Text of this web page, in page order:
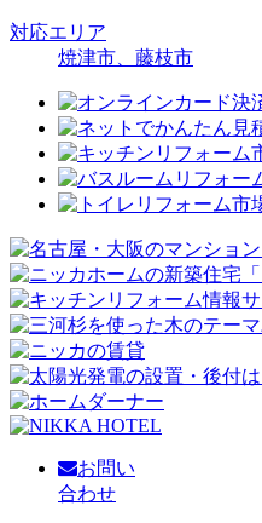
対応エリア
焼津市、藤枝市
お問い
合わせ